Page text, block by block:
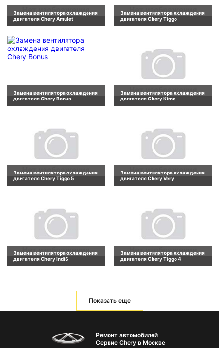
Замена вентилятора охлаждения
двигателя Chery Amulet
Замена вентилятора охлаждения
двигателя Chery Tiggo
Замена вентилятора охлаждения
двигателя Chery Bonus
Замена вентилятора охлаждения
двигателя Chery Kimo
Замена вентилятора охлаждения
двигателя Chery Tiggo 5
Замена вентилятора охлаждения
двигателя Chery Very
Замена вентилятора охлаждения
двигателя Chery IndiS
Замена вентилятора охлаждения
двигателя Chery Tiggo 4
Показать еще
Ремонт автомобилей
Сервис Chery в Москве